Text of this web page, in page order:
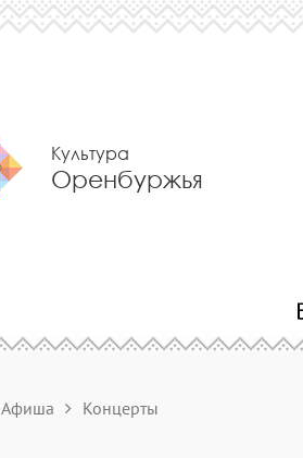
Культура
Оренбуржья
Афиша Концерты